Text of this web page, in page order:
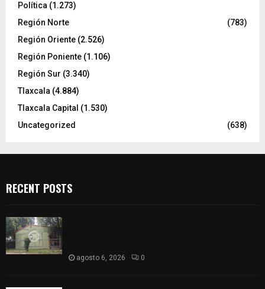
Política (1.273)
Región Norte
(783)
Región Oriente (2.526)
Región Poniente (1.106)
Región Sur (3.340)
Tlaxcala (4.884)
Tlaxcala Capital (1.530)
Uncategorized
(638)
RECENT POSTS
agosto 6, 2026 0